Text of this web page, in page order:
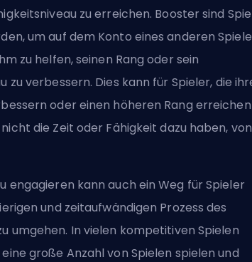
zu erreichen. Booster sind
um auf dem Konto eines anderen
zu helfen, seinen Rang oder sein
zu verbessern. Dies kann für Spieler, die
oder einen höheren Rang erreichen
die Zeit oder Fähigkeit dazu haben, von
engagieren kann auch ein Weg für Spieler
und zeitaufwändigen Prozess des
umgehen. In vielen kompetitiven Spielen
große Anzahl von Spielen spielen und